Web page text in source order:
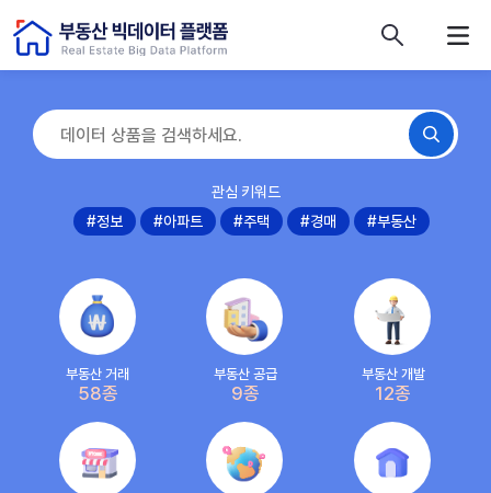
관심 키워드
#정보
#아파트 #주택 #경매 #부동산
부동산 거래
58종
부동산 공급
9종
부동산 개발
12종